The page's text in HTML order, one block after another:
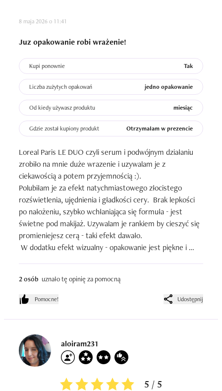
8 maja 2026 o 11:41
Juz opakowanie robi wrażenie!
Kupi ponownie Tak
Liczba zużytych opakowań jedno opakowanie
Od kiedy używasz produktu miesiąc
Gdzie został kupiony produkt Otrzymałam w prezencie
Loreal Paris LE DUO czyli serum i podwójnym działaniu
zrobiło na mnie duże wrazenie i uzywalam je z
ciekawością a potem przyjemnością :).
Polubiłam je za efekt natychmiastowego złocistego
rozświetlenia, ujędnienia i gładkości cery.  Brak lepkości
po nałożeniu, szybko wchłaniająca się formuła - jest
świetne pod makijaż. Uzywalam je rankiem by cieszyć się
promieniejesz cerą - taki efekt dawało.
W dodatku efekt wizualny - opakowanie jest piękne i
Podwójna formuła zamknięta w 1 opakowaniu,   po
wciśnięciu 2 kolory łączą się ze sobą. Super!
2 osób uznało tę opinię za pomocną
Pomocne! Udostępnij
aloiram231
5 / 5